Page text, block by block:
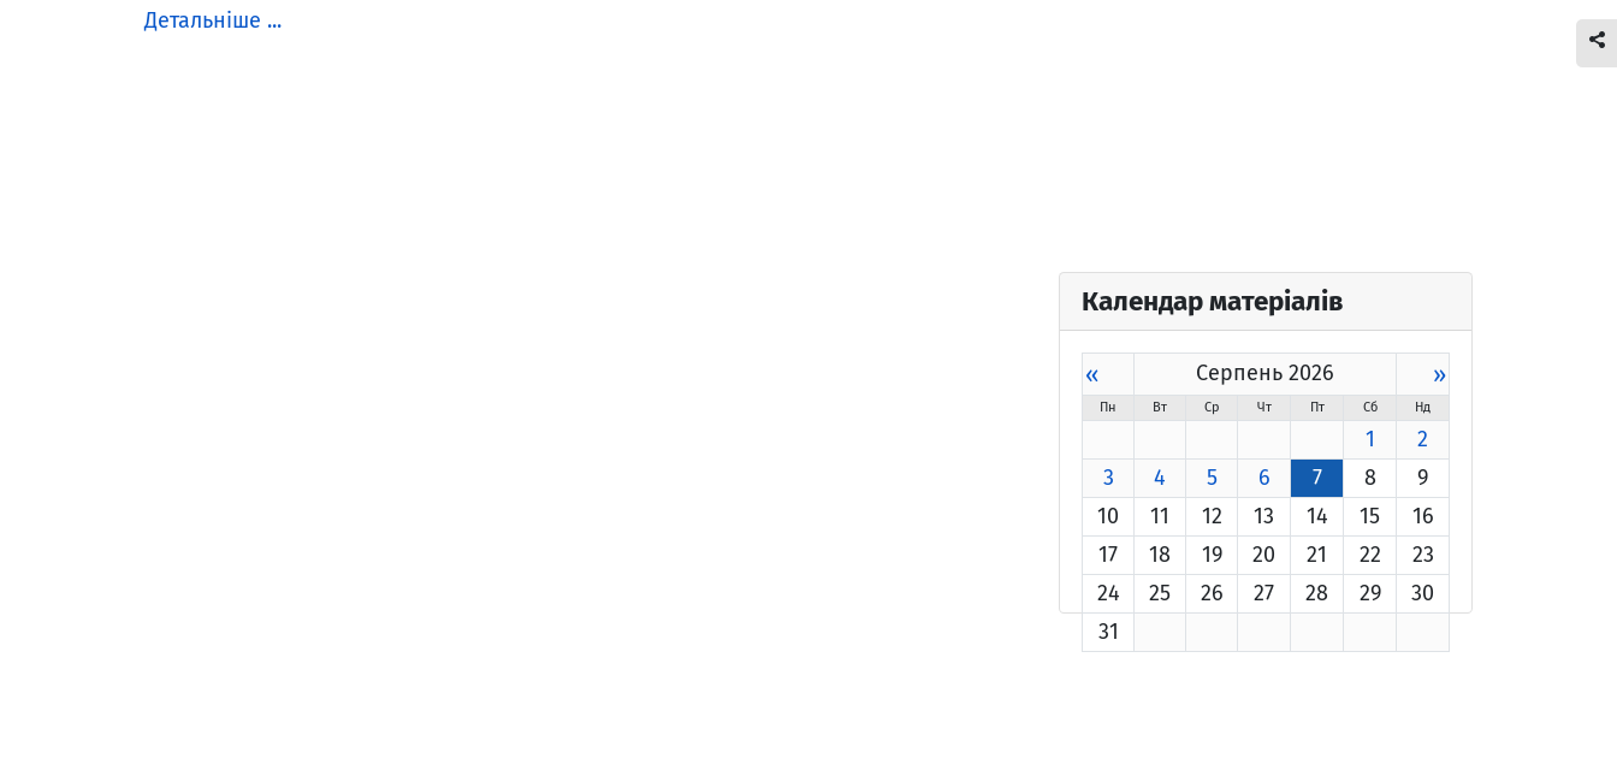
Детальніше ...
Календар матеріалів
« Серпень 2026 »
Пн Вт Ср Чт Пт Сб Нд
1
2
3
4 5 6 7 8
9
10
11 12 13 14 15
16
17
18 19 20 21 22
23
24
25 26 27 28 29
30
31